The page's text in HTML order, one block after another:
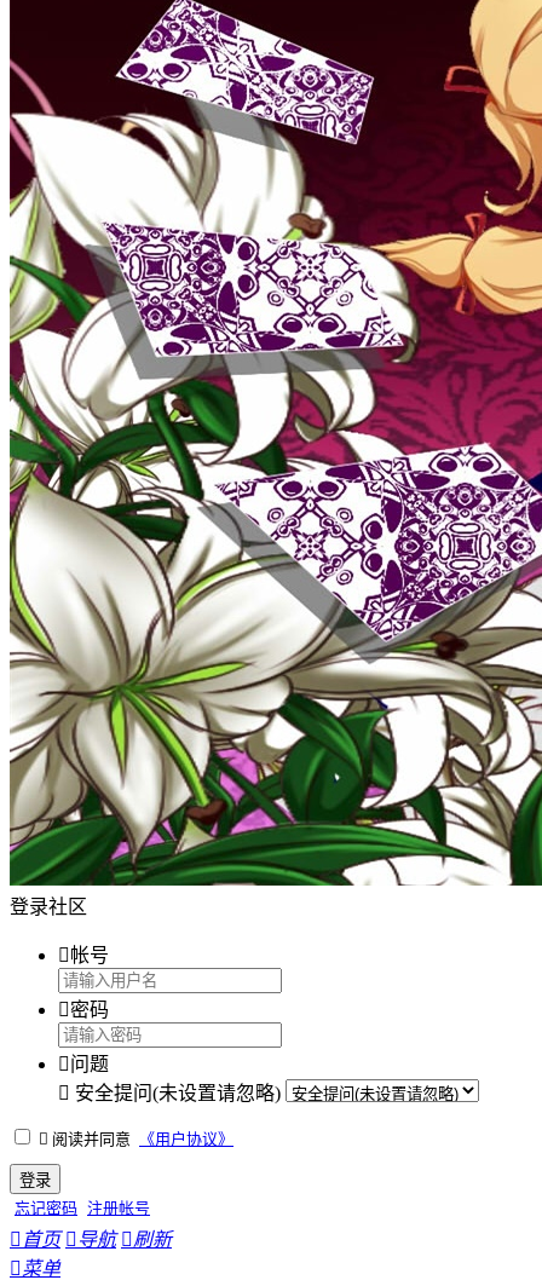
登录社区
帐号
密码
问题
 安全提问(未设置请忽略)
 阅读并同意 《用户协议》
登录
忘记密码 注册帐号
 首页  导航 刷新
菜单